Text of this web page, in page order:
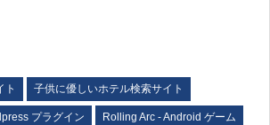
ト 子供に優しいホテル検索サイト
プラグイン Rolling Arc - Android ゲーム